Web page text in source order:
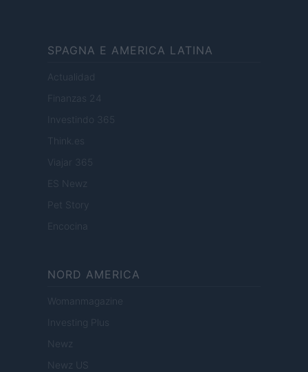
SPAGNA E AMERICA LATINA
Actualidad
Finanzas 24
Investindo 365
Think.es
Viajar 365
ES Newz
Pet Story
Encocina
NORD AMERICA
Womanmagazine
Investing Plus
Newz
Newz US